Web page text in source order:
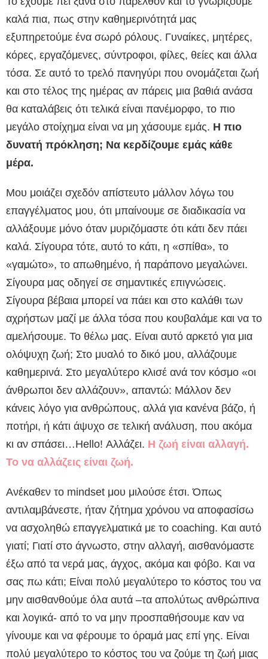
καλά πια, πως στην καθημερινότητά μας
εξυπηρετούμε ένα σωρό ρόλους. Γυναίκες, μητέρες,
κόρες, εργαζόμενες, σύντροφοι, φίλες, θείες και άλλα
τόσα. Σε αυτό το τρελό πανηγύρι που ονομάζεται ζωή
και στο τέλος της ημέρας αν πάρεις μια βαθιά ανάσα
θα καταλάβεις ότι τελικά είναι πανέμορφο, το πιο
μεγάλο στοίχημα είναι να μη χάσουμε εμάς. Η πιο
δυνατή πρόκληση; Να κερδίζουμε εμάς κάθε
μέρα.
Μου μοιάζει σχεδόν απίστευτο μάλλον λόγω του
επαγγέλματος μου, ότι μπαίνουμε σε διαδικασία να
αλλάξουμε μόνο όταν μυριζόμαστε ότι κάτι δεν πάει
καλά. Σίγουρα τότε, αυτό το κάτι, η «σπίθα», το
«γαμώτο», το απωθημένο, ή παράπονο μεγαλώνει.
Σίγουρα μας οδηγεί σε σημαντικές επιγνώσεις.
Σίγουρα βέβαια μπορεί να πάει και στο καλάθι των
αχρήστων μαζί με άλλα τόσα που κουβαλάμε και να το
αμελήσουμε. Το θέλω μας. Είναι αυτό αρκετό για μια
ολόψυχη ζωή; Στο μυαλό το δικό μου, αλλάζουμε
καθημερινά. Στο μεγαλύτερο κλισέ ανά τον κόσμο «οι
άνθρωποι δεν αλλάζουν», απαντώ: Μάλλον δεν
κάνεις λόγο για ανθρώπους, αλλά για κανένα βάζο, ή
ποτήρι, ή κάτι άψυχο σε τελική ανάλυση, που ακόμα
κι αν σπάσει…Hello! Αλλάζει. Η ζωή είναι αλλαγή.
Το να αλλάζεις είναι ζωή.
Ανέκαθεν το mindset μου μιλούσε έτσι. Όπως
αντιλαμβάνεστε, ήταν ζήτημα χρόνου να αποφασίσω
να ασχοληθώ επαγγελματικά με το coaching. Και αυτό
γιατί; Γιατί στο άγνωστο, στην αλλαγή, αισθανόμαστε
έξω από τα νερά μας, άγχος, ακόμα και φόβο. Και να
σας πω κάτι; Είναι πολύ μεγαλύτερο το κόστος του να
μην αισθανθούμε όλα αυτά –τα απολύτως ανθρώπινα
και λογικά- από το να μην προσπαθήσουμε καν να
γίνουμε και να φέρουμε το όραμά μας επί γης. Είναι
πολύ μεγαλύτερο το κόστος του να ζούμε τη ζωή μιας